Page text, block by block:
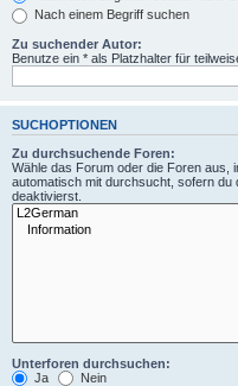
Nach einem Begriff suchen
Zu suchender Autor:
Benutze ein * als Platzhalter für
SUCHOPTIONEN
Zu durchsuchende Foren:
Wähle das Forum oder die Foren aus,
automatisch mit durchsucht, sofern du
deaktivierst.
Unterforen durchsuchen:
Ja
Nein